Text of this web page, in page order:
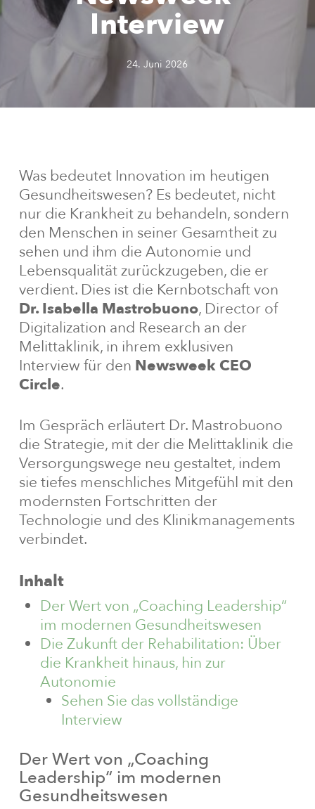
Interview
24. Juni 2026
Was bedeutet Innovation im heutigen
Gesundheitswesen? Es bedeutet, nicht
nur die Krankheit zu behandeln, sondern
den Menschen in seiner Gesamtheit zu
sehen und ihm die Autonomie und
Lebensqualität zurückzugeben, die er
verdient. Dies ist die Kernbotschaft von
Dr. Isabella Mastrobuono, Director of
Digitalization and Research an der
Melittaklinik, in ihrem exklusiven
Interview für den Newsweek CEO
Circle.
Im Gespräch erläutert Dr. Mastrobuono
die Strategie, mit der die Melittaklinik die
Versorgungswege neu gestaltet, indem
sie tiefes menschliches Mitgefühl mit den
modernsten Fortschritten der
Technologie und des Klinikmanagements
verbindet.
Inhalt
Der Wert von „Coaching Leadership“
im modernen Gesundheitswesen
Die Zukunft der Rehabilitation: Über
die Krankheit hinaus, hin zur
Autonomie
Sehen Sie das vollständige
Interview
Der Wert von „Coaching
Leadership“ im modernen
Gesundheitswesen